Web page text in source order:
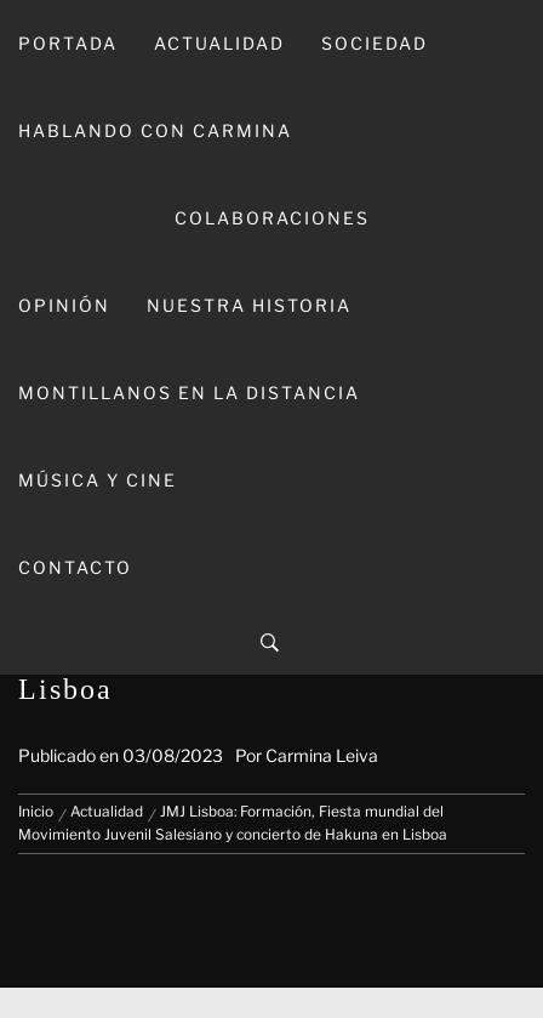
PORTADA ACTUALIDAD SOCIEDAD
HABLANDO CON CARMINA
COLABORACIONES
OPINIÓN NUESTRA HISTORIA
MONTILLANOS EN LA DISTANCIA
MÚSICA Y CINE
CONTACTO
Salesiano y concierto de Hakuna en
Lisboa
Publicado en 03/08/2023 Por Carmina Leiva
Inicio Actualidad
JMJ Lisboa: Formación, Fiesta mundial del
Movimiento Juvenil Salesiano y concierto de Hakuna en Lisboa